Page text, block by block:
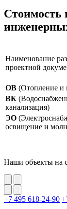
Стоимость
Наименование
проектной
ОВ (Отопление и
ВК
канализация)
ЭО
освищение и
Наши объекты на
+7 495 618-24-90